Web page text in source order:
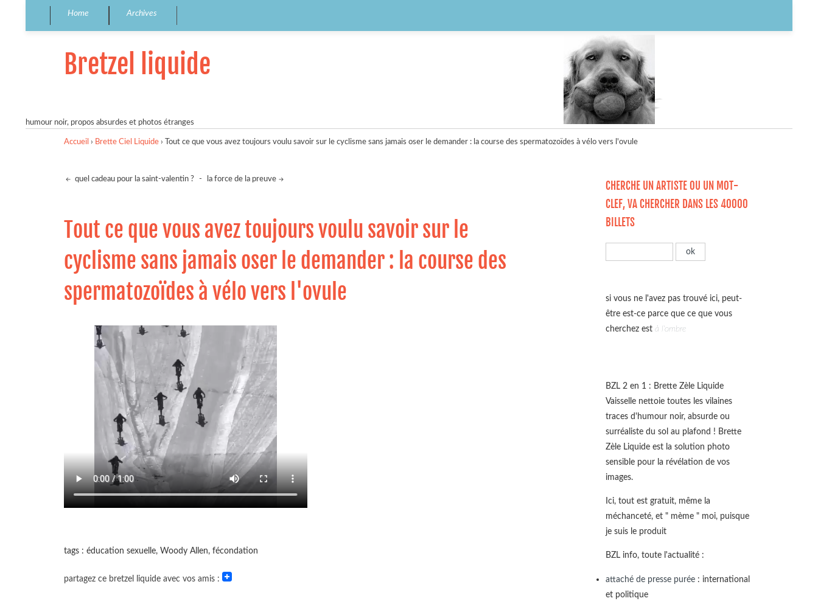
Home Archives
Bretzel liquide
humour noir, propos absurdes et photos étranges
Accueil › Brette Ciel Liquide › Tout ce que vous avez toujours voulu savoir sur le cyclisme sans jamais oser le demander : la course des spermatozoïdes à vélo vers l'ovule
quel cadeau pour la saint-valentin ? - la force de la preuve
Tout ce que vous avez toujours voulu savoir sur le
cyclisme sans jamais oser le demander : la course des
spermatozoïdes à vélo vers l'ovule
tags : éducation sexuelle, Woody Allen, fécondation
partagez ce bretzel liquide avec vos amis :
CHERCHE UN ARTISTE OU UN MOT-
CLEF, VA CHERCHER DANS LES 40000
BILLETS
si vous ne l'avez pas trouvé ici, peut-
être est-ce parce que ce que vous
cherchez està l'ombre
BZL 2 en 1 : Brette Zèle Liquide
Vaisselle nettoie toutes les vilaines
traces d'humour noir, absurde ou
surréaliste du sol au plafond ! Brette
Zèle Liquide est la solution photo
sensible pour la révélation de vos
images.
Ici, tout est gratuit, même la
méchanceté, et " mème " moi, puisque
je suis le produit
BZL info, toute l'actualité :
attaché de presse purée : international
et politique